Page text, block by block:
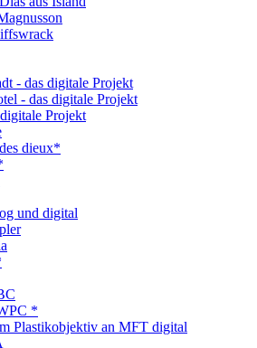
- das digitale Projekt
- das digitale Projekt
Projekt
dieux*
und digital
*
Plastikobjektiv an MFT digital